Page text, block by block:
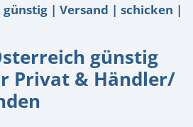
| Versand | schicken |
günstig
Privat & Händler/